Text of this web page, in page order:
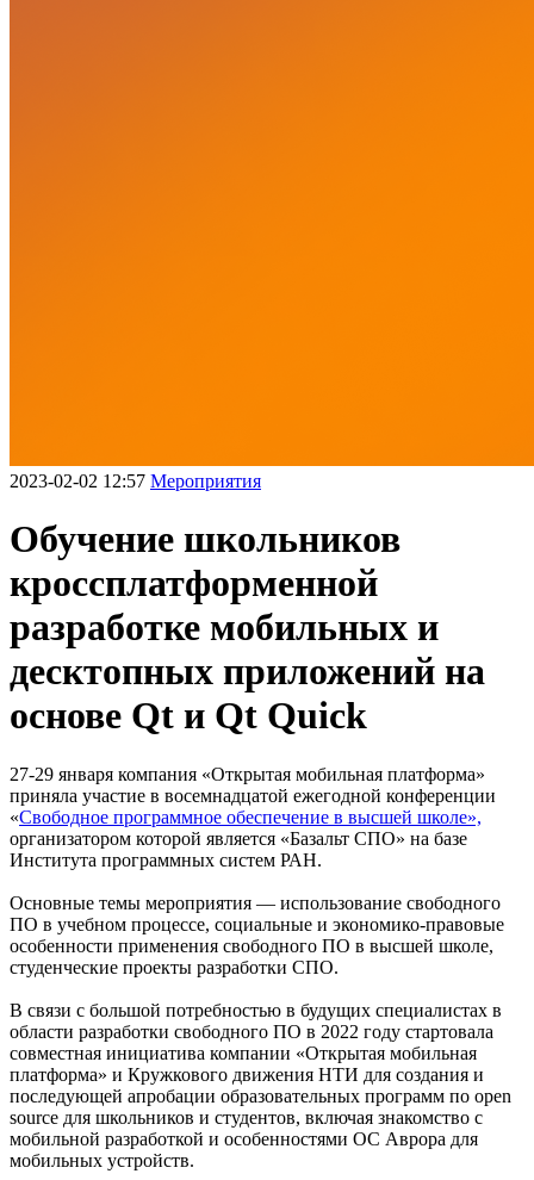
2023-02-02 12:57 Мероприятия
Обучение школьников
кроссплатформенной
разработке мобильных и
десктопных приложений на
основе Qt и Qt Quick
27-29 января компания «Открытая мобильная платформа»
приняла участие в восемнадцатой ежегодной конференции
«Свободное программное обеспечение в высшей школе»,
организатором которой является «Базальт СПО» на базе
Института программных систем РАН.
Основные темы мероприятия — использование свободного
ПО в учебном процессе, социальные и экономико-правовые
особенности применения свободного ПО в высшей школе,
студенческие проекты разработки СПО.
В связи с большой потребностью в будущих специалистах в
области разработки свободного ПО в 2022 году стартовала
совместная инициатива компании «Открытая мобильная
платформа» и Кружкового движения НТИ для создания и
последующей апробации образовательных программ по open
source для школьников и студентов, включая знакомство с
мобильной разработкой и особенностями ОС Аврора для
мобильных устройств.